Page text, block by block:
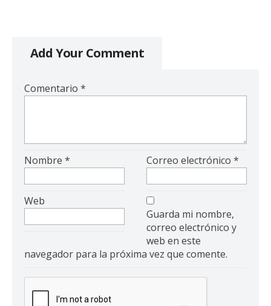
Add Your Comment
Comentario *
Nombre * Correo electrónico*
Web
Guarda mi nombre,
correo electrónico y
web en este
navegador para la próxima vez que comente.